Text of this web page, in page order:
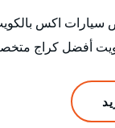
اكس
أفضل كراج